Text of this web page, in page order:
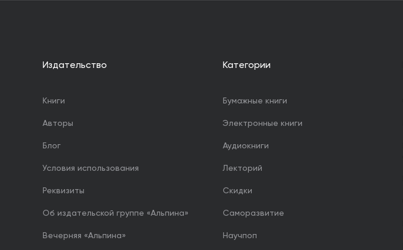
Издательство
Книги
Авторы
Блог
Условия использования
Реквизиты
Об издательской группе «Альпина»
Вечерняя «Альпина»
Категории
Бумажные книги
Электронные книги
Аудиокниги
Лекторий
Скидки
Саморазвитие
Научпоп